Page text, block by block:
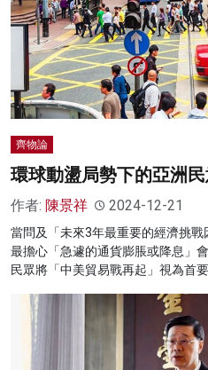
齊物論
環球動盪局勢下的亞洲
作者: 陳景祥 2024-12-21
當問及「未來3年最重要的經濟挑
最擔心「急遽的通貨膨脹或降息」
民眾將「中美貿易戰再起」視為首要